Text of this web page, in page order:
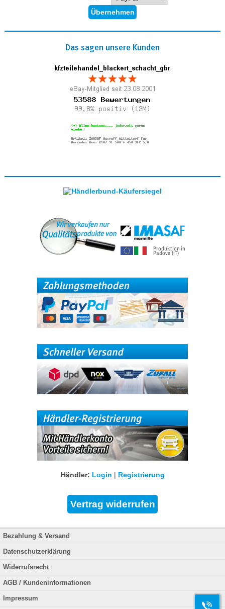
Das sagen unsere Kunden
Händler: Login | Registrierung
Bezahlung & Versand
Datenschutzerklärung
Widerrufsrecht
AGB / Kundeninformationen
Impressum